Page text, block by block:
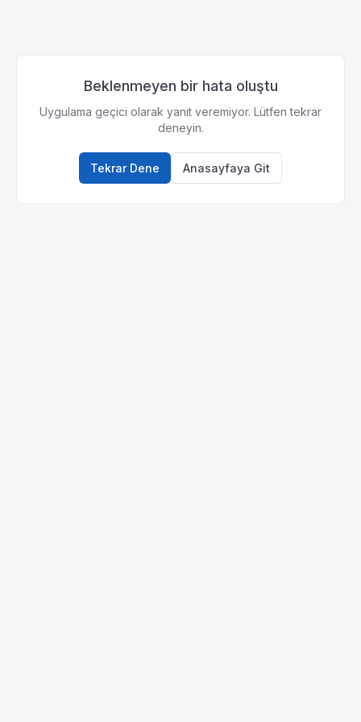
Beklenmeyen bir hata oluştu
Uygulama geçici olarak yanıt veremiyor. Lütfen tekrar
deneyin.
Tekrar Dene Anasayfaya Git